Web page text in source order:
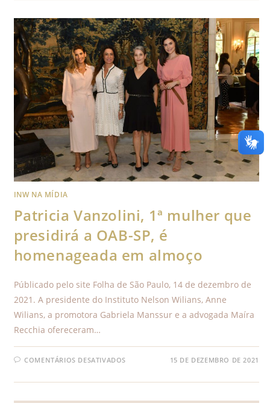
INW NA MÍDIA
Patricia Vanzolini, 1ª mulher que
presidirá a OAB-SP, é
homenageada em almoço
Públicado pelo site Folha de São Paulo, 14 de dezembro de
2021. A presidente do Instituto Nelson Wilians, Anne
Wilians, a promotora Gabriela Manssur e a advogada Maíra
Recchia ofereceram…
COMENTÁRIOS DESATIVADOS 15 DE DEZEMBRO DE 2021